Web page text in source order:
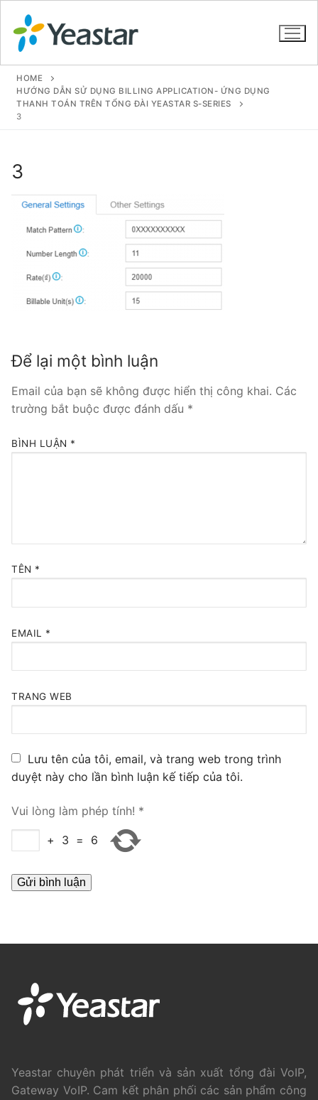
Tổng đài VoIP Yeastar S412
Tổng đài VoIP Yeastar S20
Tổng đài VoIP Yeastar S50
Tổng đài VoIP Yeastar S100
HOSTED PHONE SYSTEM
Tổng đài Yeastar Cloud
IPPBX FOR LARGE ENTERPRISES
TIN TỨC
HƯỚNG DẪN
HOME
HƯỚNG DẪN SỬ DỤNG BILLING APPLICATION- ỨNG DỤNG
THANH TOÁN TRÊN TỔNG ĐÀI YEASTAR S-SERIES
3
3
Để lại một bình luận
Email của bạn sẽ không được hiển thị công khai. Các
trường bắt buộc được đánh dấu *
BÌNH LUẬN *
TÊN *
EMAIL *
TRANG WEB
Lưu tên của tôi, email, và trang web trong trình
duyệt này cho lần bình luận kế tiếp của tôi.
Vui lòng làm phép tính! *
+ 3 = 6
Yeastar chuyên phát triển và sản xuất tổng đài VoIP,
Gateway VoIP. Cam kết phân phối các sản phẩm công